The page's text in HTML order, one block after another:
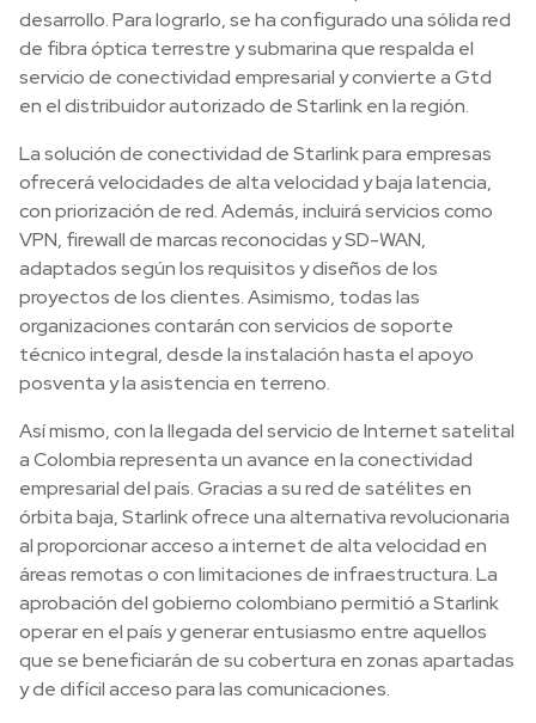
desarrollo. Para lograrlo, se ha configurado una sólida red
de fibra óptica terrestre y submarina que respalda el
servicio de conectividad empresarial y convierte a Gtd
en el distribuidor autorizado de Starlink en la región.
La solución de conectividad de Starlink para empresas
ofrecerá velocidades de alta velocidad y baja latencia,
con priorización de red. Además, incluirá servicios como
VPN, firewall de marcas reconocidas y SD-WAN,
adaptados según los requisitos y diseños de los
proyectos de los clientes. Asimismo, todas las
organizaciones contarán con servicios de soporte
técnico integral, desde la instalación hasta el apoyo
posventa y la asistencia en terreno.
Así mismo, con la llegada del servicio de Internet satelital
a Colombia representa un avance en la conectividad
empresarial del país. Gracias a su red de satélites en
órbita baja, Starlink ofrece una alternativa revolucionaria
al proporcionar acceso a internet de alta velocidad en
áreas remotas o con limitaciones de infraestructura. La
aprobación del gobierno colombiano permitió a Starlink
operar en el país y generar entusiasmo entre aquellos
que se beneficiarán de su cobertura en zonas apartadas
y de difícil acceso para las comunicaciones.